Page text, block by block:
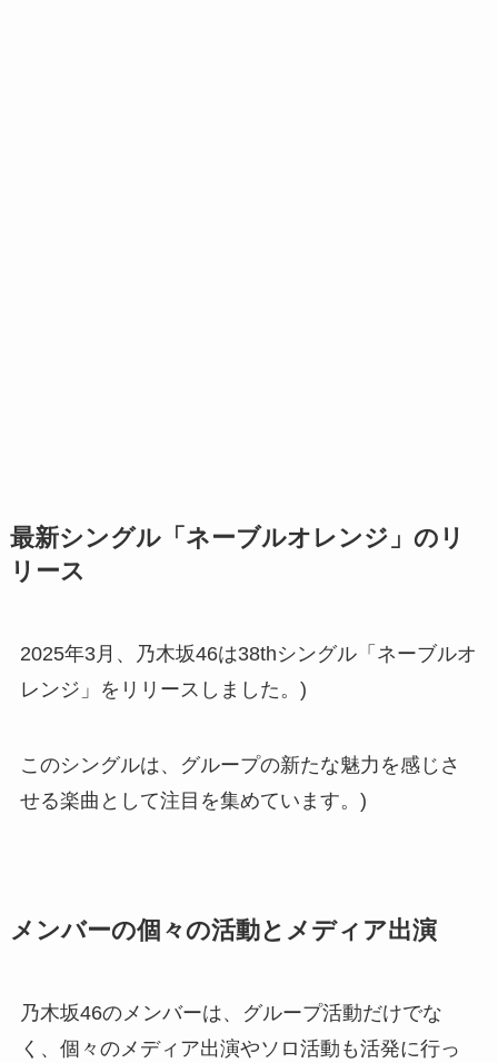
最新シングル「ネーブルオレンジ」のリ
リース
2025年3月、乃木坂46は38thシングル「ネーブルオ
レンジ」をリリースしました。)
このシングルは、グループの新たな魅力を感じさ
せる楽曲として注目を集めています。)
メンバーの個々の活動とメディア出演
乃木坂46のメンバーは、グループ活動だけでな
く、個々のメディア出演やソロ活動も活発に行っ